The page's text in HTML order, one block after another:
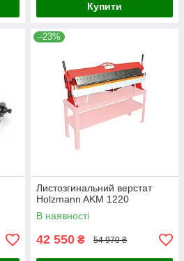
Купити
–23%
Листозгинальний верстат
Holzmann AKM 1220
В наявності
42 550 ₴ 54 970 ₴